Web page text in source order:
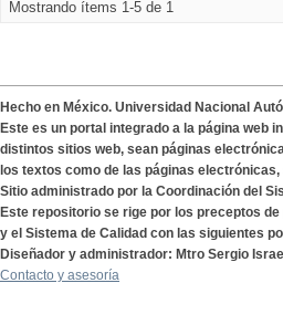
Mostrando ítems 1-5 de 1
Hecho en México. Universidad Nacional
Este es un portal integrado a la página web
distintos sitios web, sean páginas
los textos como de las páginas
Sitio administrado por la Coordinación del
Este repositorio se rige por los preceptos
y el Sistema de Calidad con las siguientes
Diseñador y administrador: Mtro Sergio
Contacto y asesoría